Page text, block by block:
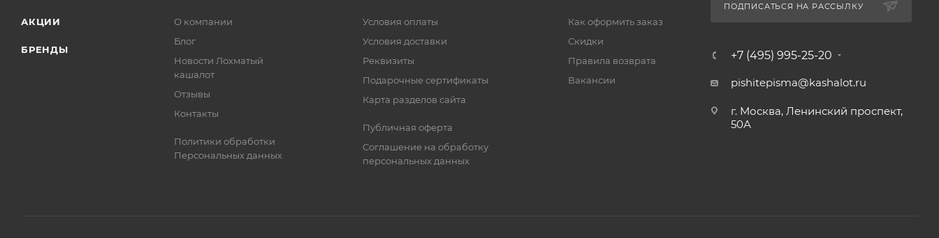
АКЦИИ
БРЕНДЫ
О компании
Блог
Новости Лохматый
кашалот
Отзывы
Контакты
Политики обработки
Персональных данных
Условия оплаты
Условия доставки
Реквизиты
Подарочные сертификаты
Карта разделов сайта
Публичная оферта
Соглашение на обработку
персональных данных
Как оформить заказ
Скидки
Правила возврата
Вакансии
ПОДПИСАТЬСЯ НА РАССЫЛКУ
+7 (495) 995-25-20​
pishitepisma@kashalot.ru
г. Москва, Ленинский проспект,
50А​